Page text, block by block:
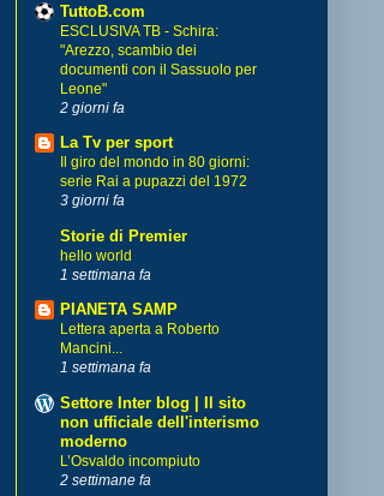
TuttoB.com
ESCLUSIVA TB - Schira:
"Arezzo, scambio dei
documenti con il Sassuolo per
Leone"
2 giorni fa
La Tv per sport
Il giro del mondo in 80 giorni:
serie Rai a pupazzi del 1972
3 giorni fa
Storie di Premier
hello world
1 settimana fa
PIANETA SAMP
Lettera aperta a Roberto
Mancini...
1 settimana fa
Settore Inter blog | Il sito
non ufficiale dell'interismo
moderno
L’Osvaldo incompiuto
2 settimane fa